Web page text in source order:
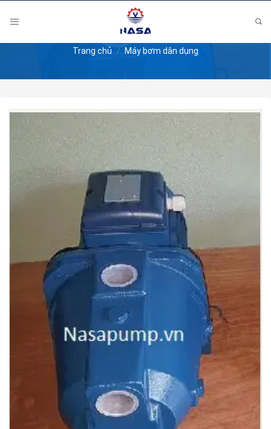
Trang chủ / Máy bơm dân dụng